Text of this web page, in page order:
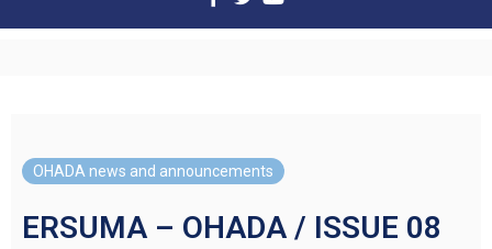
OHADA news and announcements
ERSUMA – OHADA / ISSUE 08